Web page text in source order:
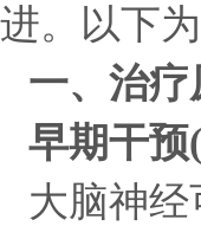
进。以下
一、治
早期干预
大脑神